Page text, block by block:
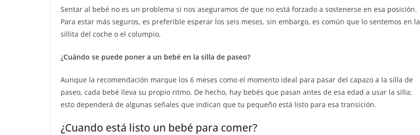
Sentar al bebé no es un problema si nos aseguramos de que no está forzado a sostenerse en esa posición.
Para estar más seguros, es preferible esperar los seis meses, sin embargo, es común que lo sentemos en la
sillita del coche o el columpio.
¿Cuándo se puede poner a un bebé en la silla de paseo?
Aunque la recomendación marque los 6 meses como el momento ideal para pasar del capazo a la silla de
paseo, cada bebé lleva su propio ritmo. De hecho, hay bebés que pasan antes de esa edad a usar la silla;
esto dependerá de algunas señales que indican que tu pequeño está listo para esa transición.
¿Cuando está listo un bebé para comer?